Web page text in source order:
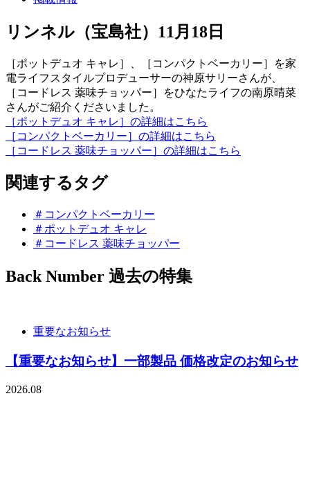
リンネル（宝島社）11月18日
［ポットデュオ キャレ］、［コンパクトベーカリー］を家
電ライフスタイルプロデューサーの神原サリーさんが、
［コードレス 薬味チョッパー］をひなたライフの南原晴菜
さんがご紹介くださいました。
［ポットデュオ キャレ］の詳細はこちら
［コンパクトベーカリー］の詳細はこちら
［コードレス 薬味チョッパー］の詳細はこちら
関連するタグ
＃コンパクトベーカリー
＃ポットデュオ キャレ
＃コードレス 薬味チョッパー
Back Number 過去の特集
重要なお知らせ
【重要なお知らせ】一部製品 価格改定のお知らせ
2026.08